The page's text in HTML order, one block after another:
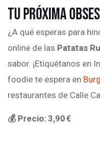
Tu Próxima
¿A qué esperas para
online de las Patatas
sabor. ¡Etiquétanos en
foodie te espera en
restaurantes de Calle
💰 Precio: 3,90 €